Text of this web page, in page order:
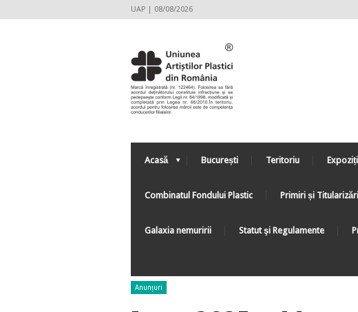
UAP | 08/08/2026
Acasă București Teritoriu
Combinatul Fondului Plastic Primiri și Titularizări
Galaxia nemuririi Statut şi Regulamente
Anunțuri